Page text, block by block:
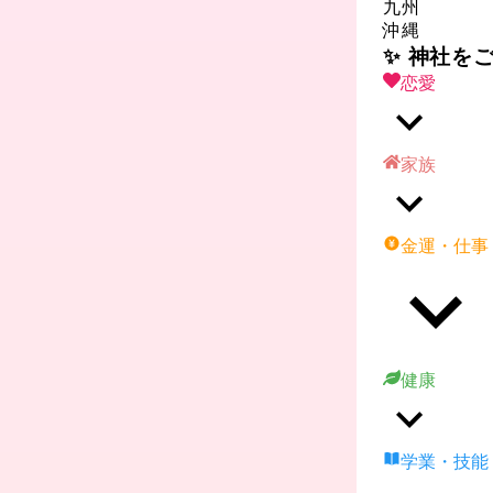
九州
沖縄
✨ 神社を
恋愛
家族
金運・仕事
健康
学業・技能